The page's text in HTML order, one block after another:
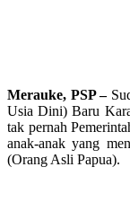
Merauke, PSP –
Usia Dini) Baru
tak pernah
anak-anak yang
(Orang Asli Papua).